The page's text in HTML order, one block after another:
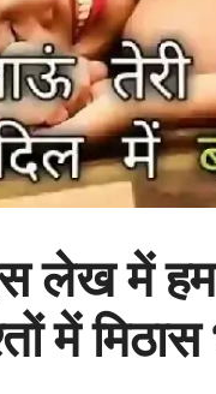
लेख में
में